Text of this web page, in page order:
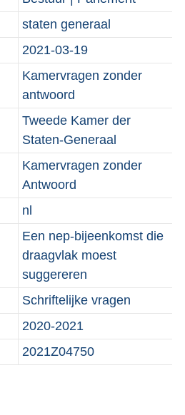
b
staten generaal
2021-03-19
Kamervragen zonder
antwoord
Tweede Kamer der
Staten-Generaal
Kamervragen zonder
Antwoord
nl
Een nep-bijeenkomst die
draagvlak moest
suggereren
Schriftelijke vragen
2020-2021
2021Z04750